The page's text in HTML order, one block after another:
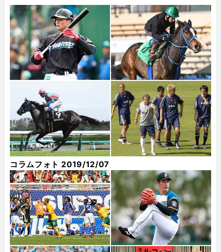
コラムフォト 2019/12/07